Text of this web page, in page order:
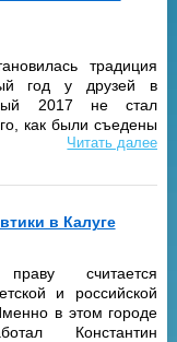
традиция
год у друзей в
2017 не стал
как были съедены
Читать далее
в Калуге
считается
и российской
в этом городе
Константин